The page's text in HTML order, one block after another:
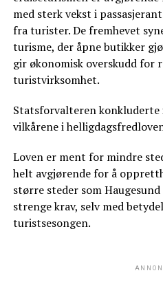
med sterk vekst i
fra turister. De fremhevet
turisme, der åpne butikker
gir økonomisk overskudd for
turistvirksomhet.
Statsforvalteren
vilkårene i
Loven er ment for mindre
helt avgjørende for å
større steder som
strenge krav, selv med
turistsesongen.